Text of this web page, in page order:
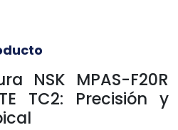
NSK MPAS-F20R
TC2: Precisión y